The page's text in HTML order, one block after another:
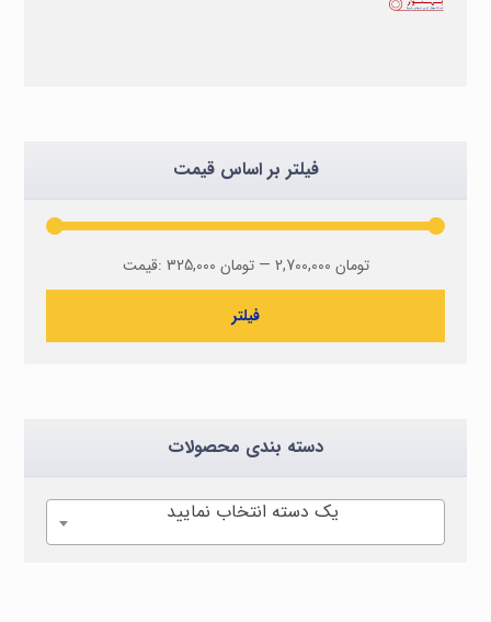
فیلتر بر اساس قیمت
فیلتر
قیمت: 325,000 تومان— 2,700,000 تومان
دسته بندی محصولات
یک دسته انتخاب نمایید